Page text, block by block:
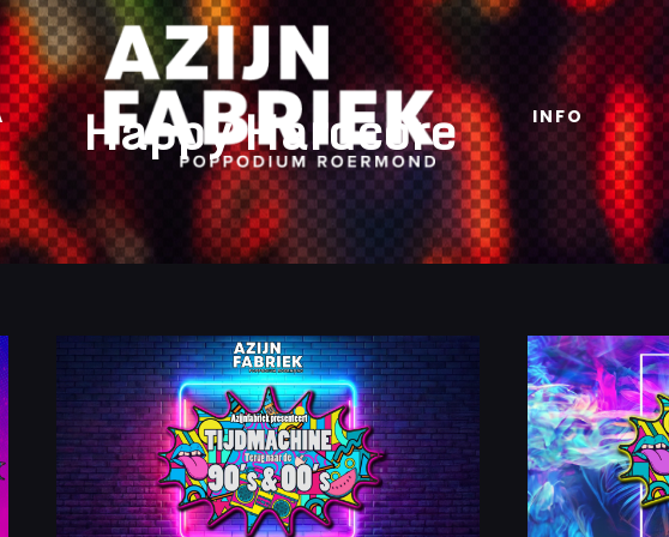
INFO
Happy Hardcore